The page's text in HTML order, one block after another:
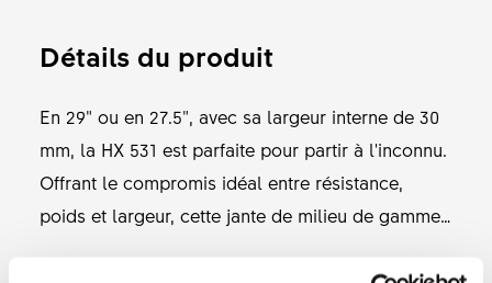
Détails du produit
En 29" ou en 27.5", avec sa largeur interne de 30
mm, la HX 531 est parfaite pour partir à l'inconnu.
Offrant le compromis idéal entre résistance,
poids et largeur, cette jante de milieu de gamme